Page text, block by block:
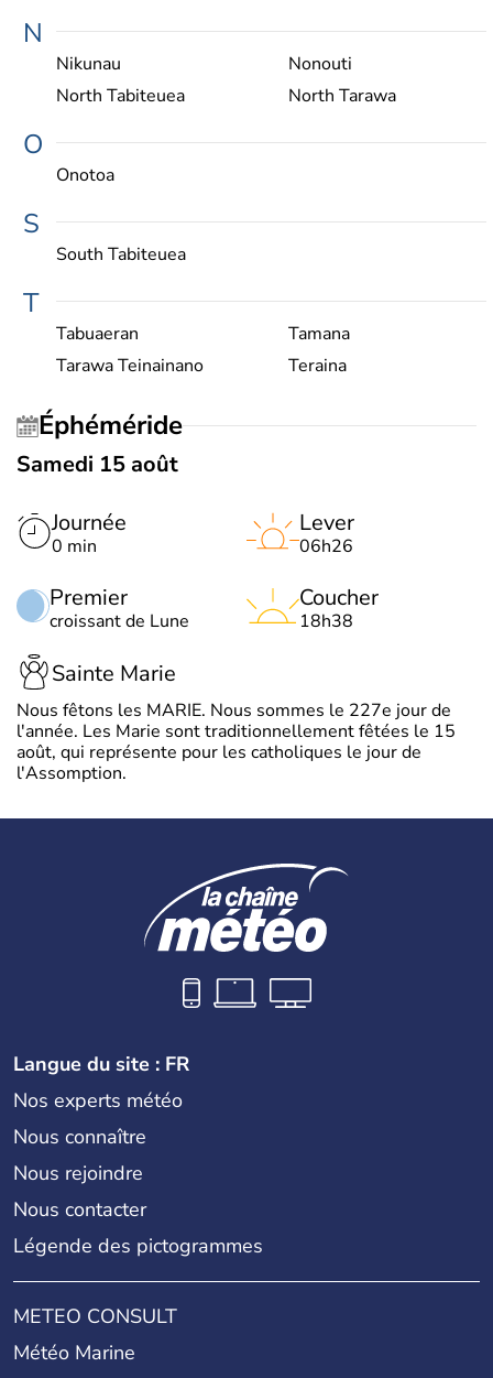
N
Nikunau
Nonouti
North Tabiteuea
North Tarawa
O
Onotoa
S
South Tabiteuea
T
Tabuaeran
Tamana
Tarawa Teinainano
Teraina
Éphéméride
Samedi 15 août
Journée
0 min
Premier
croissant de Lune
Lever
06h26
Coucher
18h38
Sainte Marie
Nous fêtons les MARIE. Nous sommes le 227e jour de
l'année. Les Marie sont traditionnellement fêtées le 15
août, qui représente pour les catholiques le jour de
l'Assomption.
Langue du site : FR
Nos experts météo
Nous connaître
Nous rejoindre
Nous contacter
Légende des pictogrammes
METEO CONSULT
Météo Marine